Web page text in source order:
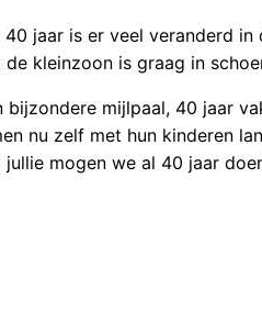
jaar is er veel veranderd
kleinzoon is graag in
mijlpaal, 40 jaar
nu zelf met hun kinderen
mogen we al 40 jaar